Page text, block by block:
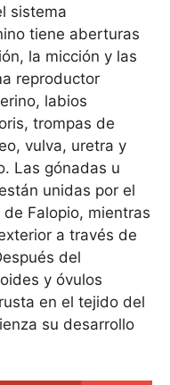
sistema
tiene aberturas
la micción y las
reproductor
labios
trompas de
vulva, uretra y
Las gónadas u
unidas por el
Falopio, mientras
a través de
del
y óvulos
en el tejido del
su desarrollo